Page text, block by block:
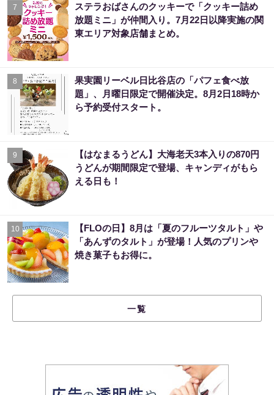
7
ステラおばさんのクッキーで「クッキー詰め
放題ミニ」が仲間入り。7月22日以降実施の関
東エリア対象店舗まとめ。
8
果実園リーベル日比谷店の「パフェ食べ放
題」、月曜日限定で開催決定。8月2日18時か
ら予約受付スタート。
9
【はなまるうどん】大海老天3本入りの870円
うどんが期間限定で登場、キャンディがもら
える日も！
10
【FLOの日】8月は「夏のフルーツタルト」や
「あんずのタルト」が登場！人気のプリンや
焼き菓子もお得に。
一覧